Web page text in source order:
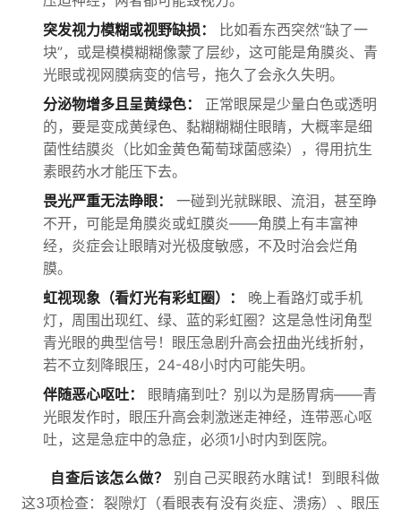
突发视力模糊或视野缺损：
比如看东西突然“缺了一
块”，或是模模糊糊像蒙了层纱，这可能是角膜炎、青
光眼或视网膜病变的信号，拖久了会永久失明。
分泌物增多且呈黄绿色：
正常眼屎是少量白色或透明
的，要是变成黄绿色、黏糊糊糊住眼睛，大概率是细
菌性结膜炎（比如金黄色葡萄球菌感染），得用抗生
素眼药水才能压下去。
畏光严重无法睁眼：
一碰到光就眯眼、流泪，甚至睁
不开，可能是角膜炎或虹膜炎——角膜上有丰富神
经，炎症会让眼睛对光极度敏感，不及时治会烂角
膜。
虹视现象（看灯光有彩虹圈）：
晚上看路灯或手机
灯，周围出现红、绿、蓝的彩虹圈？这是急性闭角型
青光眼的典型信号！眼压急剧升高会扭曲光线折射，
若不立刻降眼压，24-48小时内可能失明。
伴随恶心呕吐：
眼睛痛到吐？别以为是肠胃病——青
光眼发作时，眼压升高会刺激迷走神经，连带恶心呕
吐，这是急症中的急症，必须1小时内到医院。
自查后该怎么做？
别自己买眼药水瞎试！到眼科做
这3项检查：裂隙灯（看眼表有没有炎症、溃疡）、眼压